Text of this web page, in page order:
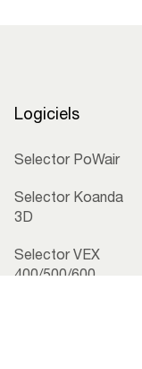
Logiciels
Selector PoWair
Selector Koanda
3D
Selector VEX
400/500/600